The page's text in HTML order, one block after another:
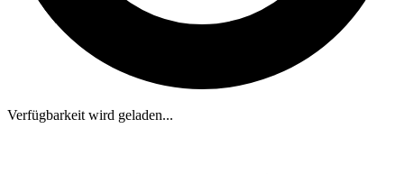
Verfügbarkeit wird geladen...